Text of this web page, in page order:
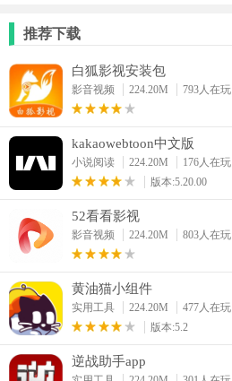
推荐下载
白狐影视安装包
影音视频 224.20M
793人在玩
kakaowebtoon中文版
小说阅读 224.20M
176人在玩
版本:5.20.00
52看看影视
影音视频 224.20M
803人在玩
黄油猫小组件
实用工具 224.20M
477人在玩
版本:5.2
逆战助手app